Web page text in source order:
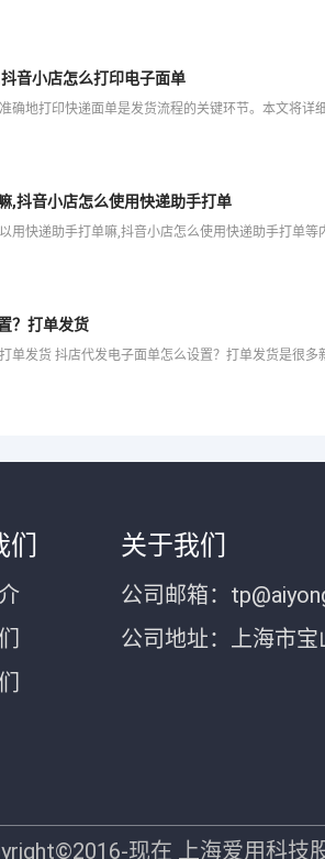
音小店怎么打印电子面单
,抖音小店怎么使用快递助手打单
？打单发货
关于我们
公司邮箱：
公司地址：上海市
现在 上海爱用科技